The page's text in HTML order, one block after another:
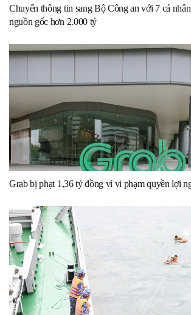
Chuyển thông tin sang Bộ Công an với 7 cá
nguồn gốc hơn 2.000 tỷ
Grab bị phạt 1,36 tỷ đồng vì vi phạm quyền lợi